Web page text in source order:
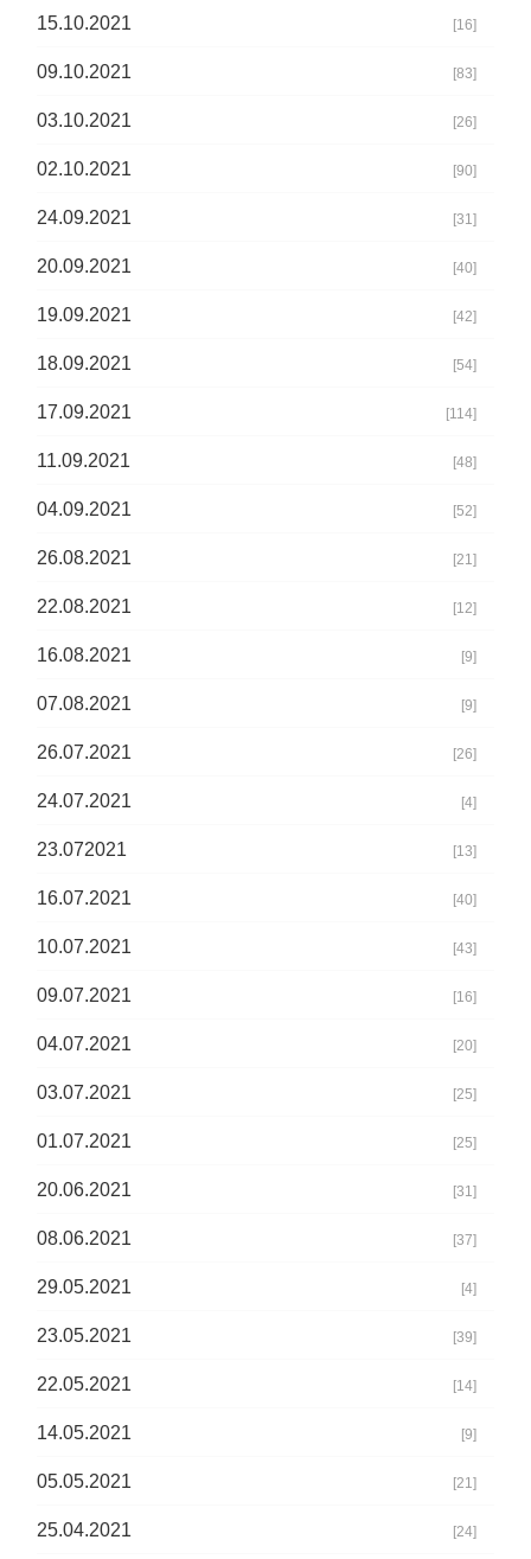
15.10.2021 [16]
09.10.2021 [83]
03.10.2021 [26]
02.10.2021 [90]
24.09.2021 [31]
20.09.2021 [40]
19.09.2021 [42]
18.09.2021 [54]
17.09.2021 [114]
11.09.2021 [48]
04.09.2021 [52]
26.08.2021 [21]
22.08.2021 [12]
16.08.2021 [9]
07.08.2021 [9]
26.07.2021 [26]
24.07.2021 [4]
23.072021 [13]
16.07.2021 [40]
10.07.2021 [43]
09.07.2021 [16]
04.07.2021 [20]
03.07.2021 [25]
01.07.2021 [25]
20.06.2021 [31]
08.06.2021 [37]
29.05.2021 [4]
23.05.2021 [39]
22.05.2021 [14]
14.05.2021 [9]
05.05.2021 [21]
25.04.2021 [24]